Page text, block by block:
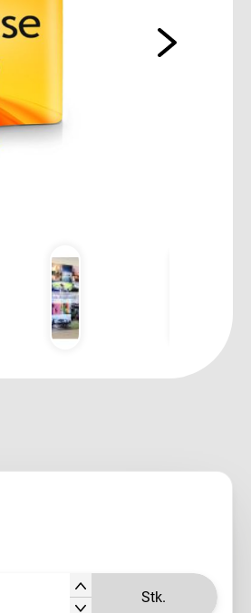
Stk.